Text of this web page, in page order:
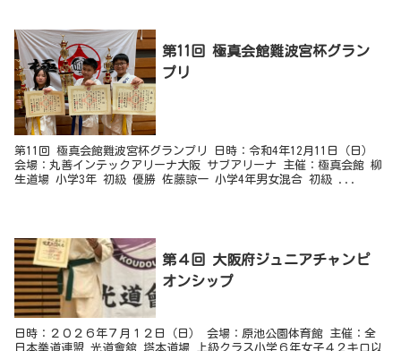
第11回 極真会館難波宮杯グラン
プリ
第11回 極真会館難波宮杯グランプリ 日時：令和4年12月11日（日）
会場：丸善インテックアリーナ大阪 サブアリーナ 主催：極真会館 柳
生道場 小学3年 初級 優勝 佐藤諒一 小学4年男女混合 初級 ...
​第４回 大阪府ジュニアチャンピ
オンシップ
日時：２０２６年７月１２日（日） 会場：原池公園体育館 主催：全
日本拳道連盟 光道會舘 塔本道場 上級クラス小学６年女子４２キロ以